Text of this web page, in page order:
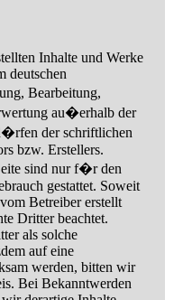
Inhalte und Werke
deutschen
Bearbeitung,
au�erhalb der
der schriftlichen
bzw. Erstellers.
sind nur f�r den
gestattet. Soweit
Betreiber erstellt
Dritter beachtet.
als solche
auf eine
werden, bitten wir
Bei Bekanntwerden